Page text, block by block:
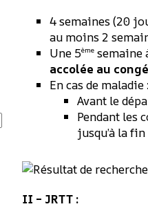
4 semaines (20
au moins 2
Une 5ème semaine
accolée au
En cas de maladie :
Avant le
Pendant les
jusqu’à la
II – JRTT :